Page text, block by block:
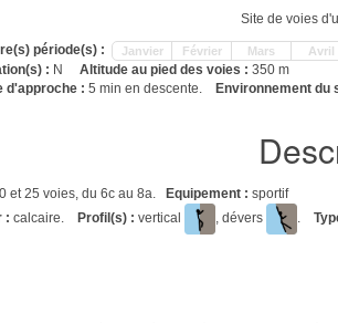
Site de voies
période(s) : Janvier Février Mars Avril
: N Altitude au pied des voies : 350 m
d'approche : 5 min en descente. Environnement du
et 25 voies, du 6c au 8a. Equipement : sportif
: calcaire. Profil(s) : vertical , dévers .